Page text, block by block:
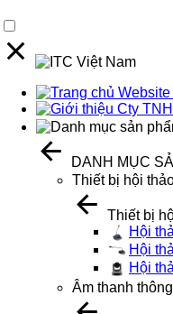
DANH MỤC
Thiết bị hội
Thiết bị
Hội
Hội
Hội
Âm thanh